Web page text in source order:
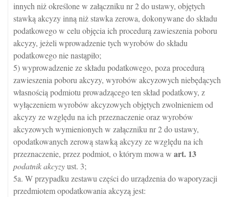
innych niż określone w załączniku nr 2 do ustawy, objętych
stawką akcyzy inną niż stawka zerowa, dokonywane do składu
podatkowego w celu objęcia ich procedurą zawieszenia poboru
akcyzy, jeżeli wprowadzenie tych wyrobów do składu
podatkowego nie nastąpiło;
5) wyprowadzenie ze składu podatkowego, poza procedurą
zawieszenia poboru akcyzy, wyrobów akcyzowych niebędących
własnością podmiotu prowadzącego ten skład podatkowy, z
wyłączeniem wyrobów akcyzowych objętych zwolnieniem od
akcyzy ze względu na ich przeznaczenie oraz wyrobów
akcyzowych wymienionych w załączniku nr 2 do ustawy,
opodatkowanych zerową stawką akcyzy ze względu na ich
przeznaczenie, przez podmiot, o którym mowa w art. 13
podatnik akcyzyust. 3;
5a. W przypadku zestawu części do urządzenia do waporyzacji
przedmiotem opodatkowania akcyzą jest: